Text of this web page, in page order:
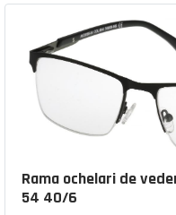
Rama ochelari de
54 40/6